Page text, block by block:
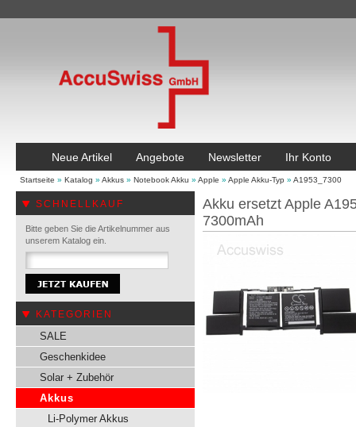
Neue Artikel Angebote Newsletter Ihr Konto
Startseite » Katalog » Akkus » Notebook Akku » Apple » Apple Akku-Typ » A1953_7300
SCHNELLKAUF
Bitte geben Sie die Artikelnummer aus
unserem Katalog ein.
KATEGORIEN
SALE
Geschenkidee
Solar + Zubehör
Akkus
Li-Polymer Akkus
Akku ersetzt Apple
7300mAh